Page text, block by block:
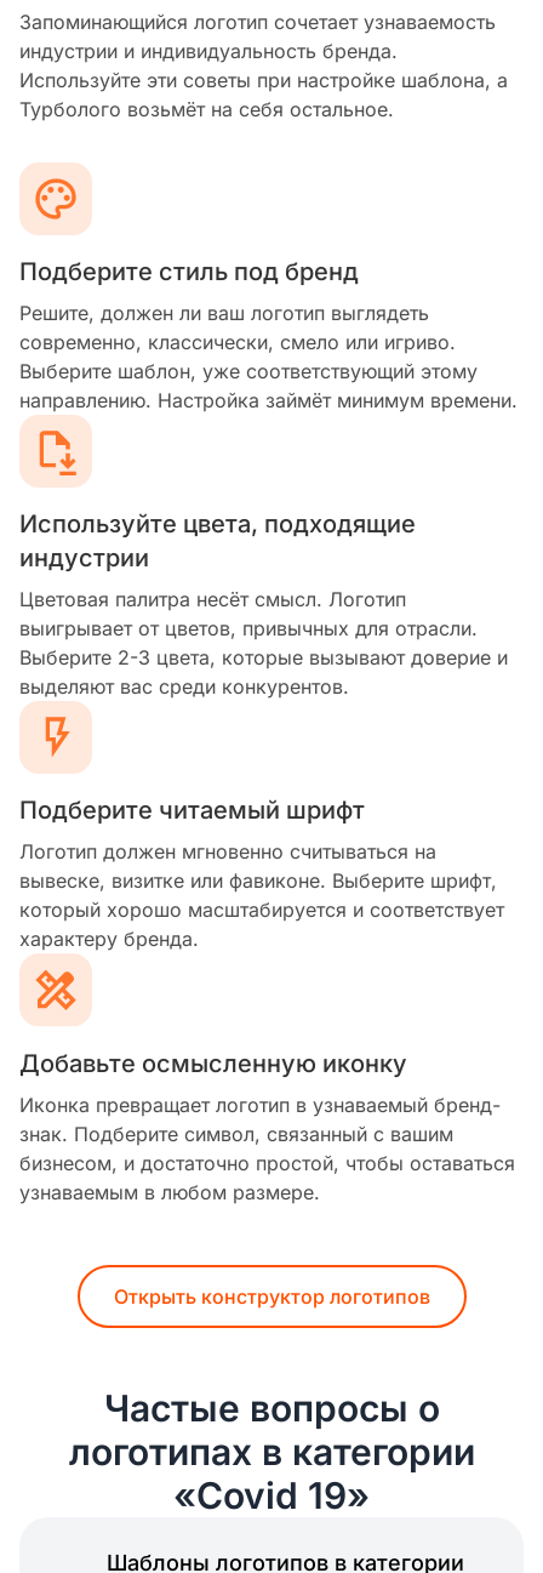
Запоминающийся логотип сочетает узнаваемость
индустрии и индивидуальность бренда.
Используйте эти советы при настройке шаблона, а
Турболого возьмёт на себя остальное.
Подберите стиль под бренд
Решите, должен ли ваш логотип выглядеть
современно, классически, смело или игриво.
Выберите шаблон, уже соответствующий этому
направлению. Настройка займёт минимум времени.
Используйте цвета, подходящие
индустрии
Цветовая палитра несёт смысл. Логотип
выигрывает от цветов, привычных для отрасли.
Выберите 2-3 цвета, которые вызывают доверие и
выделяют вас среди конкурентов.
Подберите читаемый шрифт
Логотип должен мгновенно считываться на
вывеске, визитке или фавиконе. Выберите шрифт,
который хорошо масштабируется и соответствует
характеру бренда.
Добавьте осмысленную иконку
Иконка превращает логотип в узнаваемый бренд-
знак. Подберите символ, связанный с вашим
бизнесом, и достаточно простой, чтобы оставаться
узнаваемым в любом размере.
Открыть конструктор логотипов
Частые вопросы о
логотипах в категории
«Covid 19»
Шаблоны логотипов в категории